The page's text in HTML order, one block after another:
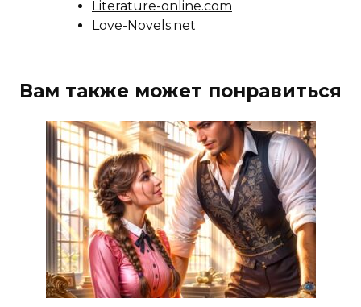
Literature-online.com
Love-Novels.net
Вам также может понравиться